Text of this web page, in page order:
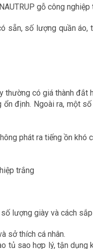
sẵn, số lượng quần
có giá thành đắt
định. Ngoài ra, một
phát ra tiếng ồn khó
lượng giày và cách
sở thích cá nhân.
sao hợp lý, tận dụng